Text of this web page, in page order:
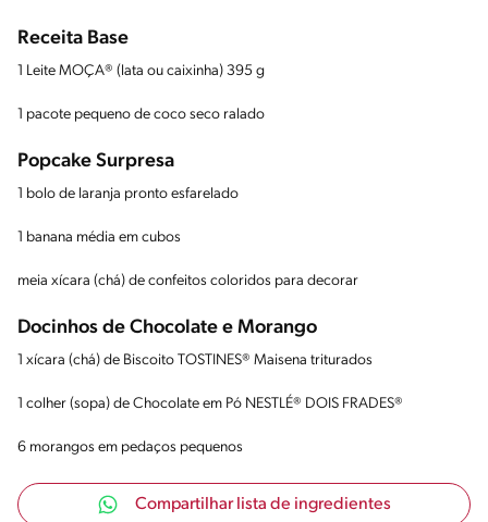
Receita Base
1 Leite MOÇA® (lata ou caixinha) 395 g
1 pacote pequeno de coco seco ralado
Popcake Surpresa
1 bolo de laranja pronto esfarelado
1 banana média em cubos
meia xícara (chá) de confeitos coloridos para decorar
Docinhos de Chocolate e Morango
1 xícara (chá) de Biscoito TOSTINES® Maisena triturados
1 colher (sopa) de Chocolate em Pó NESTLÉ® DOIS FRADES®
6 morangos em pedaços pequenos
Compartilhar lista de ingredientes